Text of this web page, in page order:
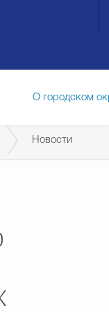
О городском
Новости